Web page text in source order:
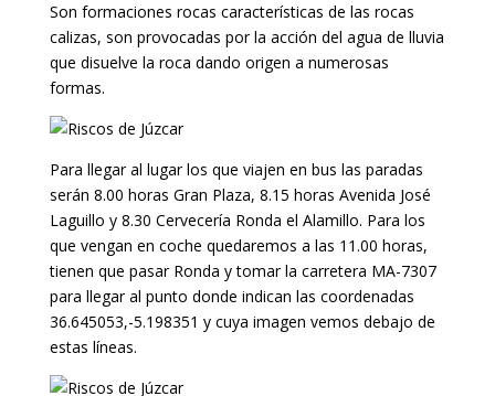
Son formaciones rocas características de las rocas
calizas, son provocadas por la acción del agua de lluvia
que disuelve la roca dando origen a numerosas
formas.
Para llegar al lugar los que viajen en bus las paradas
serán 8.00 horas Gran Plaza, 8.15 horas Avenida José
Laguillo y 8.30 Cervecería Ronda el Alamillo. Para los
que vengan en coche quedaremos a las 11.00 horas,
tienen que pasar Ronda y tomar la carretera MA-7307
para llegar al punto donde indican las coordenadas
36.645053,-5.198351 y cuya imagen vemos debajo de
estas líneas.